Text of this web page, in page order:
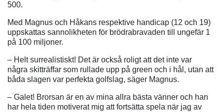
500.
Med Magnus och Håkans respektive handicap (12 och 19)
uppskattas sannolikheten för brödrabravaden till ungefär 1
på 100 miljoner.
– Helt surrealistiskt! Det är också roligt att det inte var
några skitträffar som rullade upp på green och i hål, utan att
båda slagen var perfekta golfslag, säger Magnus.
– Galet! Brorsan är en av mina allra bästa vänner och han
har hela tiden motiverat mig att fortsätta spela när jag av